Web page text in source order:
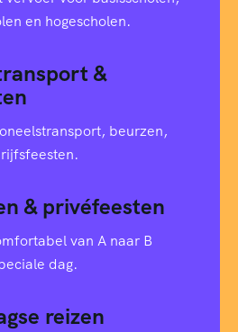
en hogescholen.
&
beurzen,
& privéfeesten
van A naar B
dag.
reizen